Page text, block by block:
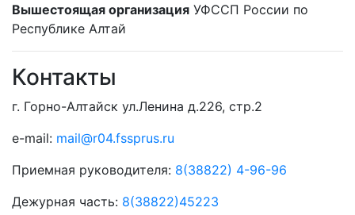
Вышестоящая организация УФССП России по
Республике Алтай
Контакты
г. Горно-Алтайск ул.Ленина д.226, стр.2
e-mail: mail@r04.fssprus.ru
Приемная руководителя: 8(38822) 4-96-96
Дежурная часть: 8(38822)45223